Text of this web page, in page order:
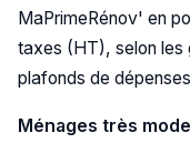
MaPrimeRénov' en
taxes (HT), selon les
plafonds de
Ménages très